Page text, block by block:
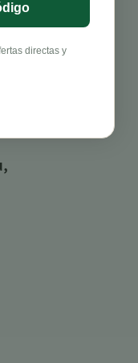
directas y